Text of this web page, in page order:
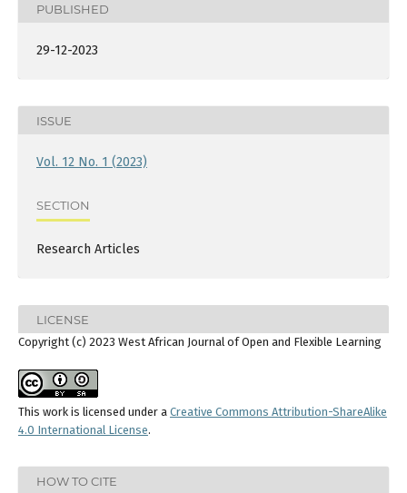
PUBLISHED
29-12-2023
ISSUE
Vol. 12 No. 1 (2023)
SECTION
Research Articles
LICENSE
Copyright (c) 2023 West African Journal of Open and Flexible Learning
This work is licensed under a Creative Commons Attribution-ShareAlike
4.0 International License.
HOW TO CITE